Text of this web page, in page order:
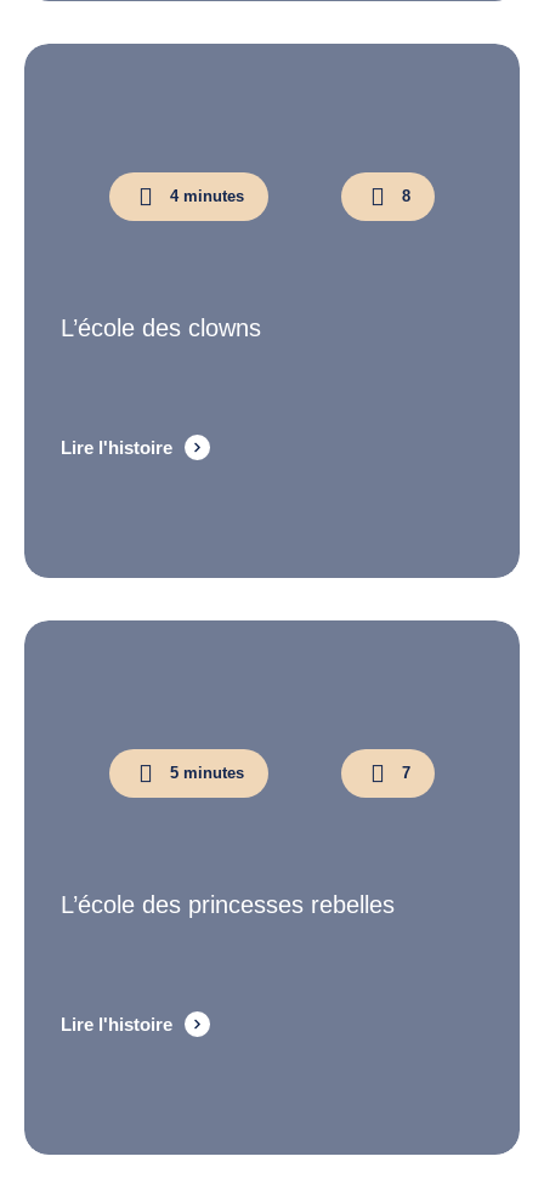
4 minutes 8
L’école des clowns
Lire l'histoire
5 minutes 7
L’école des princesses rebelles
Lire l'histoire